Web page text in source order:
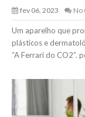
fev 06, 2023 No
Um aparelho que
plásticos e
“A Ferrari do CO2”.